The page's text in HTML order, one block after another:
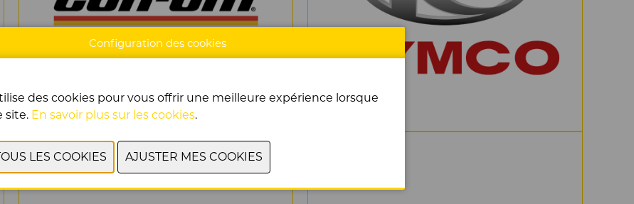
Configuration des cookies
des cookies pour vous offrir une meilleure expérience lorsque
site. En savoir plus sur les cookies.